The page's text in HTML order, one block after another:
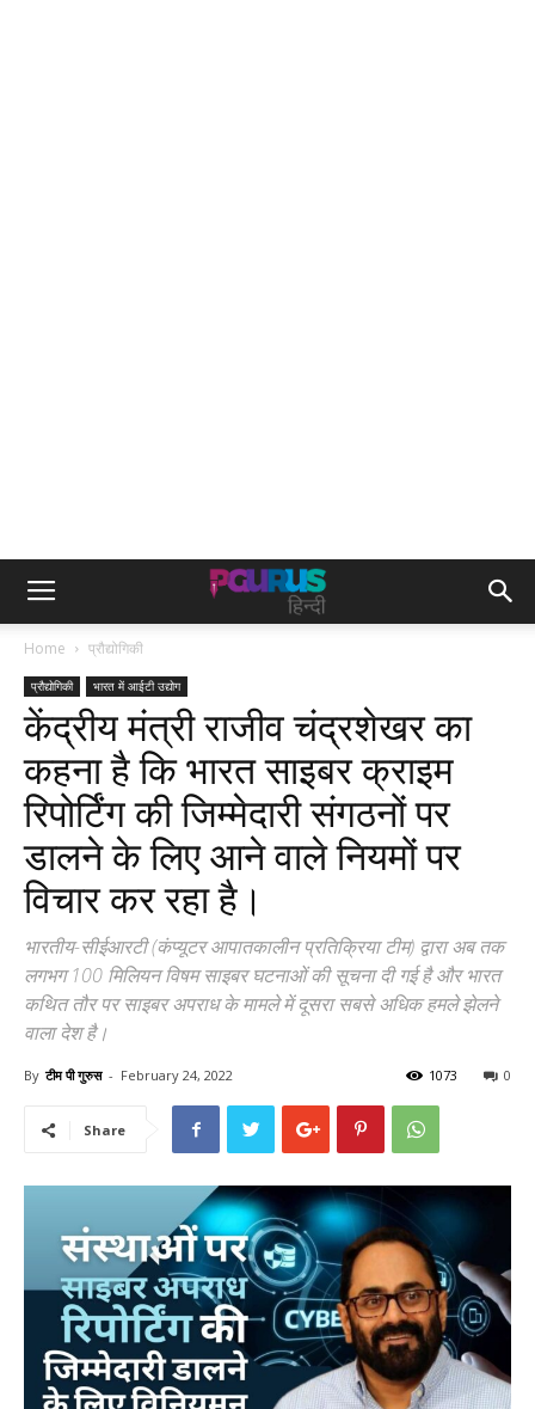
Home प्रौद्योगिकी
प्रौद्योगिकी भारत में आईटी उद्योग
केंद्रीय मंत्री राजीव चंद्रशेखर का
कहना है कि भारत साइबर क्राइम
रिपोर्टिंग की जिम्मेदारी संगठनों पर
डालने के लिए आने वाले नियमों पर
विचार कर रहा है।
भारतीय-सीईआरटी (कंप्यूटर आपातकालीन प्रतिक्रिया टीम) द्वारा अब तक
लगभग 100 मिलियन विषम साइबर घटनाओं की सूचना दी गई है और भारत
कथित तौर पर साइबर अपराध के मामले में दूसरा सबसे अधिक हमले झेलने
वाला देश है।
By टीम पी गुरुस - February 24, 2022 0
1073
Share